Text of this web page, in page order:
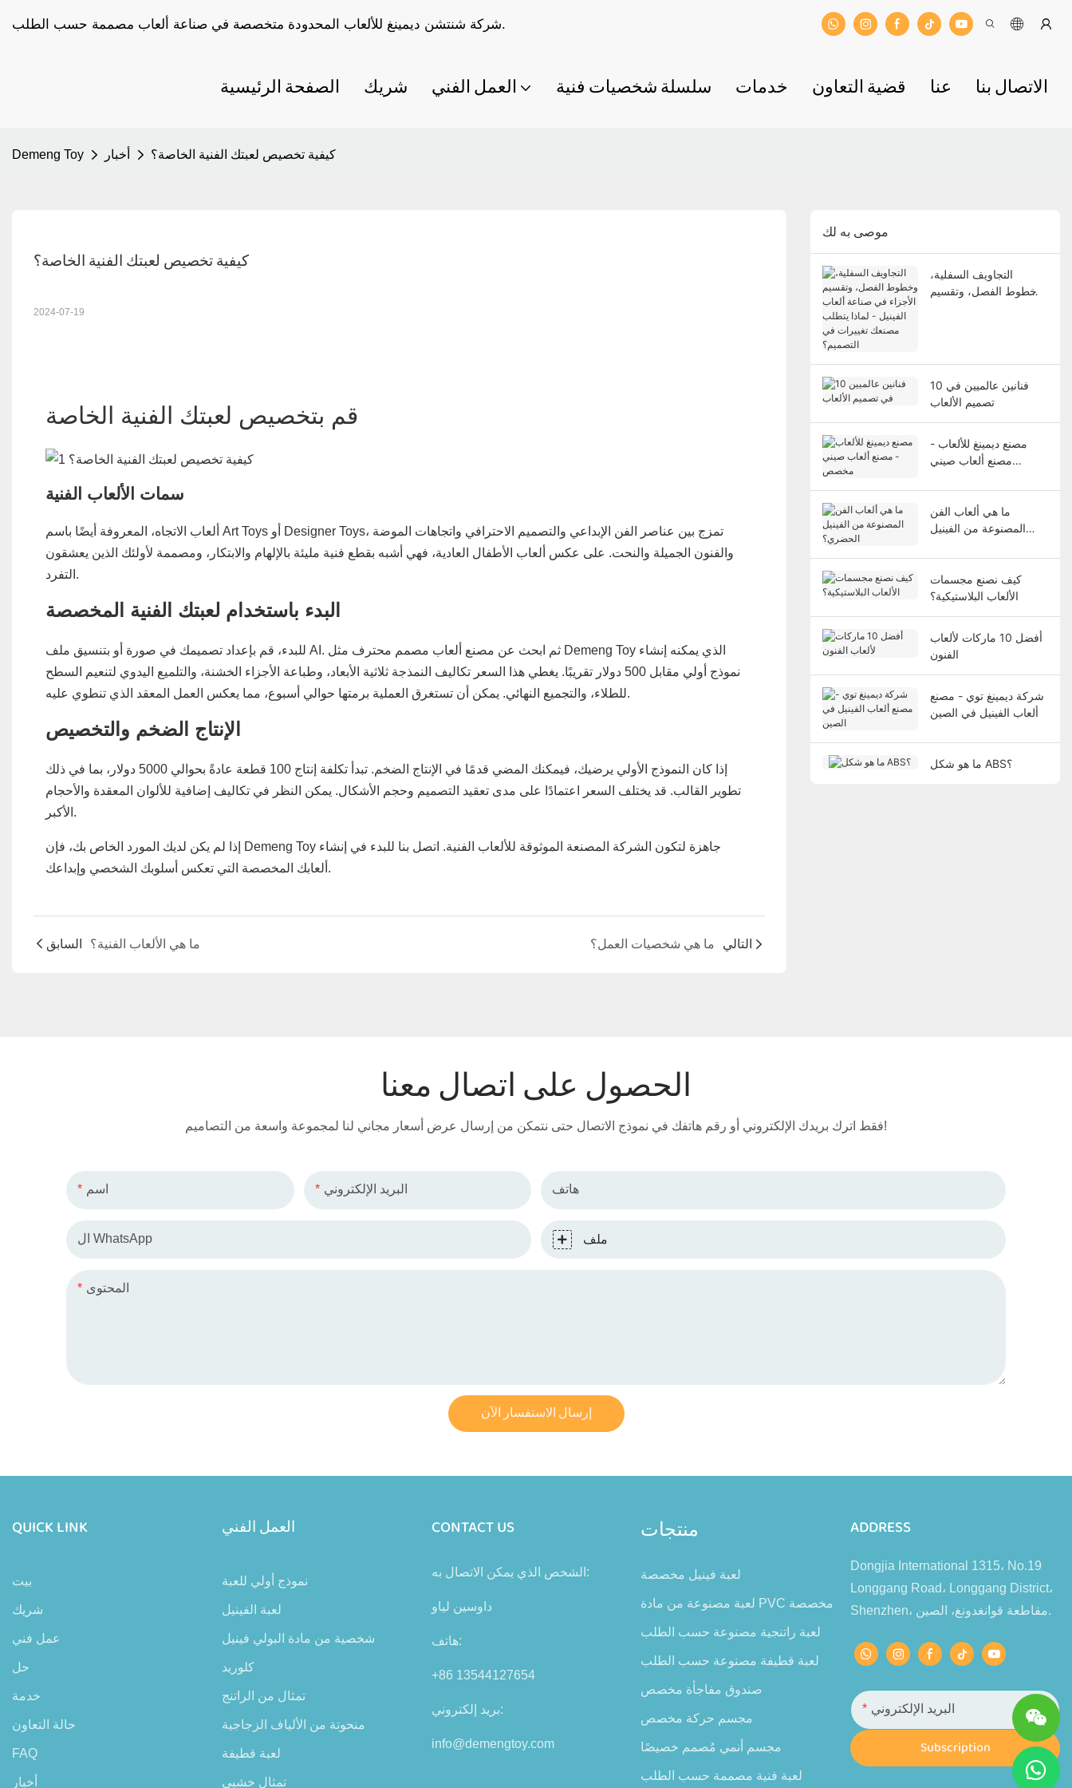
شركة شنتشن ديمينغ للألعاب المحدودة متخصصة في صناعة ألعاب مصممة حسب الطلب.
الصفحة الرئيسية شريك العمل الفني سلسلة شخصيات فنية خدمات قضية التعاون عنا الاتصال بنا
Demeng Toy أخبار كيفية تخصيص لعبتك الفنية الخاصة؟
كيفية تخصيص لعبتك الفنية الخاصة؟
2024-07-19
قم بتخصيص لعبتك الفنية الخاصة
سمات الألعاب الفنية
ألعاب الاتجاه، المعروفة أيضًا باسم Art Toys أو Designer Toys، تمزج بين عناصر الفن الإبداعي والتصميم الاحترافي واتجاهات الموضة
والفنون الجميلة والنحت. على عكس ألعاب الأطفال العادية، فهي أشبه بقطع فنية مليئة بالإلهام والابتكار، ومصممة لأولئك الذين يعشقون
التفرد.
البدء باستخدام لعبتك الفنية المخصصة
للبدء، قم بإعداد تصميمك في صورة أو بتنسيق ملف AI. ثم ابحث عن مصنع ألعاب مصمم محترف مثل Demeng Toy الذي يمكنه إنشاء
نموذج أولي مقابل 500 دولار تقريبًا. يغطي هذا السعر تكاليف النمذجة ثلاثية الأبعاد، وطباعة الأجزاء الخشنة، والتلميع اليدوي لتنعيم السطح
للطلاء، والتجميع النهائي. يمكن أن تستغرق العملية برمتها حوالي أسبوع، مما يعكس العمل المعقد الذي تنطوي عليه.
الإنتاج الضخم والتخصيص
إذا كان النموذج الأولي يرضيك، فيمكنك المضي قدمًا في الإنتاج الضخم. تبدأ تكلفة إنتاج 100 قطعة عادةً بحوالي 5000 دولار، بما في ذلك
تطوير القالب. قد يختلف السعر اعتمادًا على مدى تعقيد التصميم وحجم الأشكال. يمكن النظر في تكاليف إضافية للألوان المعقدة والأحجام
الأكبر.
إذا لم يكن لديك المورد الخاص بك، فإن Demeng Toy جاهزة لتكون الشركة المصنعة الموثوقة للألعاب الفنية. اتصل بنا للبدء في إنشاء
ألعابك المخصصة التي تعكس أسلوبك الشخصي وإبداعك.
السابق ما هي الألعاب الفنية؟ ما هي شخصيات العمل؟ التالي
موصى به لك
التجاويف السفلية،
وخطوط الفصل، وتقسيم
10 فنانين عالميين في
تصميم الألعاب
مصنع ديمينغ للألعاب -
مصنع ألعاب صيني
ما هي ألعاب الفن
المصنوعة من الفينيل
كيف نصنع مجسمات
الألعاب البلاستيكية؟
أفضل 10 ماركات لألعاب
الفنون
شركة ديمينغ توي - مصنع
ألعاب الفينيل في الصين
ما هو شكل ABS؟
الحصول على اتصال معنا
فقط اترك بريدك الإلكتروني أو رقم هاتفك في نموذج الاتصال حتى نتمكن من إرسال عرض أسعار مجاني لنا لمجموعة واسعة من التصاميم!
اسم البريد الإلكتروني هاتف
ال WhatsApp ملف
المحتوى
إرسال الاستفسار الآن
QUICK LINK
بيت
شريك
عمل فني
حل
خدمة
حالة التعاون
FAQ
أخبار
العمل الفني
نموذج أولي للعبة
لعبة الفينيل
شخصية من مادة البولي فينيل
كلوريد
تمثال من الراتنج
منحوتة من الألياف الزجاجية
لعبة قطيفة
تمثال خشبي
CONTACT US
الشخص الذي يمكن الاتصال به:
داوسين لياو
هاتف:
+86 13544127654
بريد إلكتروني:
info@demengtoy.com
منتجات
لعبة فينيل مخصصة
لعبة مصنوعة من مادة PVC مخصصة
لعبة راتنجية مصنوعة حسب الطلب
لعبة قطيفة مصنوعة حسب الطلب
صندوق مفاجأة مخصص
مجسم حركة مخصص
مجسم أنمي مُصمم خصيصًا
لعبة فنية مصممة حسب الطلب
ADDRESS
Dongjia International 1315، No.19
Longgang Road، Longgang District،
Shenzhen، مقاطعة قوانغدونغ، الصين.
البريد الإلكتروني
Subscription